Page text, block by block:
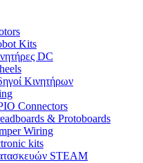
Kits
DC
Κινητήρων
Connectors
& Protoboards
Wiring
kits
STEAM